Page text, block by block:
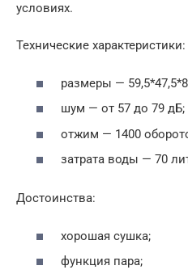
условиях.
Технические характеристики:
размеры —
шум — от 57 до 79 дБ;
отжим — 1400
затрата воды — 70
Достоинства:
хорошая сушка;
функция пара;